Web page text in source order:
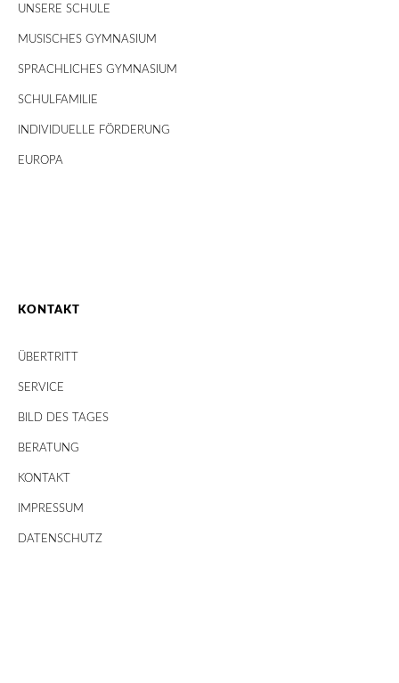
UNSERE SCHULE
MUSISCHES GYMNASIUM
SPRACHLICHES GYMNASIUM
SCHULFAMILIE
INDIVIDUELLE FÖRDERUNG
EUROPA
KONTAKT
ÜBERTRITT
SERVICE
BILD DES TAGES
BERATUNG
KONTAKT
IMPRESSUM
DATENSCHUTZ